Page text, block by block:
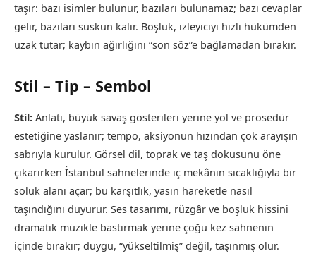
taşır: bazı isimler bulunur, bazıları bulunamaz; bazı cevaplar
gelir, bazıları suskun kalır. Boşluk, izleyiciyi hızlı hükümden
uzak tutar; kaybın ağırlığını “son söz”e bağlamadan bırakır.
Stil – Tip – Sembol
Stil: Anlatı, büyük savaş gösterileri yerine yol ve prosedür
estetiğine yaslanır; tempo, aksiyonun hızından çok arayışın
sabrıyla kurulur. Görsel dil, toprak ve taş dokusunu öne
çıkarırken İstanbul sahnelerinde iç mekânın sıcaklığıyla bir
soluk alanı açar; bu karşıtlık, yasın hareketle nasıl
taşındığını duyurur. Ses tasarımı, rüzgâr ve boşluk hissini
dramatik müzikle bastırmak yerine çoğu kez sahnenin
içinde bırakır; duygu, “yükseltilmiş” değil, taşınmış olur.